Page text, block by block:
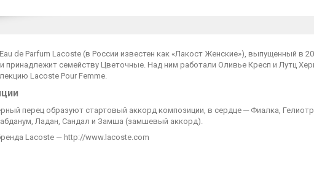
de Parfum Lacoste (в России известен как «Лакост Женские»), выпущенный в
принадлежит семейству Цветочные. Над ним работали Оливье Кресп и Лутц
Lacoste Pour Femme.
перец образуют стартовый аккорд композиции, в сердце ─ Фиалка,
Ладан, Сандал и Замша (замшевый аккорд).
Lacoste — http://www.lacoste.com